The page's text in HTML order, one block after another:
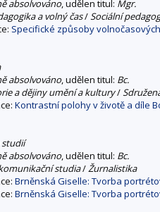
absolvováno, udělen titul: Mgr.
a volný čas/Sociální
Specifické způsoby
absolvováno, udělen titul: Bc.
a dějiny umění a kultury/
Kontrastní polohy v životě a díle
studií
absolvováno, udělen titul: Bc.
studia/Žurnalistika
Brněnská Giselle: Tvorba
Brněnská Giselle: Tvorba